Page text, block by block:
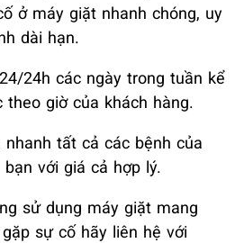
ở máy giặt nhanh chóng, uy
dài hạn.
24h các ngày trong tuần kể
theo giờ của khách hàng.
tất cả các bệnh của
với giá cả hợp lý.
sử dụng máy giặt mang
sự cố hãy liên hệ với